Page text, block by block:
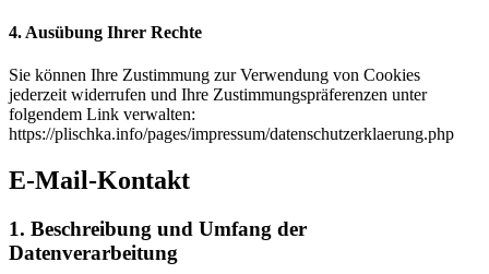
4. Ausübung Ihrer Rechte
Sie können Ihre Zustimmung zur Verwendung von Cookies
jederzeit widerrufen und Ihre Zustimmungspräferenzen unter
folgendem Link verwalten:
https://plischka.info/pages/impressum/datenschutzerklaerung.php
E-Mail-Kontakt
1. Beschreibung und Umfang der
Datenverarbeitung